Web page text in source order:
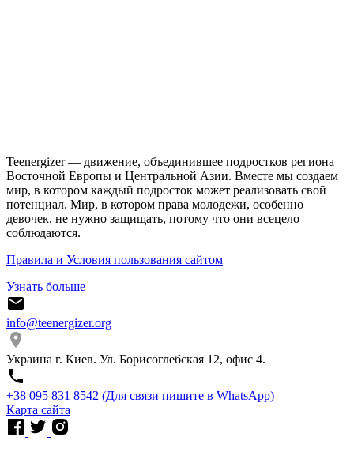
Teenergizer — движение, объединившее подростков региона
Восточной Европы и Центральной Азии. Вместе мы создаем
мир, в котором каждый подросток может реализовать свой
потенциал. Мир, в котором права молодежи, особенно
девочек, не нужно защищать, потому что они всецело
соблюдаются.
Правила и Условия пользования сайтом
Узнать больше
info@teenergizer.org
Украина г. Киев. Ул. Борисоглебская 12, офис 4.
⁨+38 095 831 8542⁩ (Для связи пишите в WhatsApp)
Карта сайта